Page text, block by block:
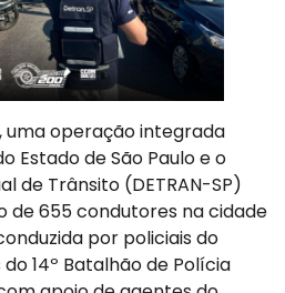
uma operação integrada
Estado de São Paulo e o
de Trânsito (DETRAN-SP)
de 655 condutores na cidade
por policiais do
14º Batalhão de Polícia